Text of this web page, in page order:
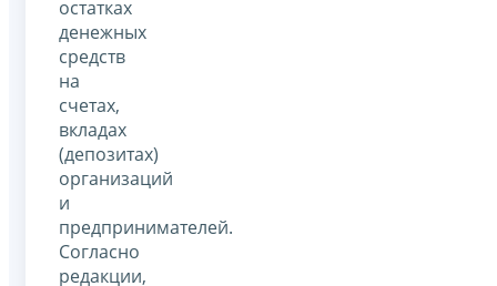
остатках
денежных
средств
на
счетах,
вкладах
(депозитах)
организаций
и
предпринимателей.
Согласно
редакции,